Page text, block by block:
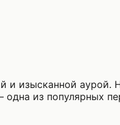
и изысканной аурой.
из популярных